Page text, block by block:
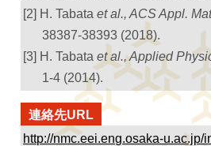
[2] H. Tabataet al., ACS Appl.
38387-38393 (2018).
[3] H. Tabataet al., Applied
1-4 (2014).
連絡先URL
http://nmc.eei.eng.osaka-u.ac.jp/